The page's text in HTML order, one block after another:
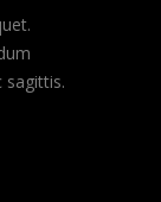
sagittis.